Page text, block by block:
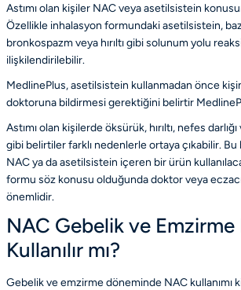
Astımı olan kişiler NAC veya asetilsistein
Özellikle inhalasyon formundaki asetilsistein,
bronkospazm veya hırıltı gibi solunum yolu
ilişkilendirilebilir.
MedlinePlus, asetilsistein kullanmadan önce
doktoruna bildirmesi gerektiğini belirtir
Astımı olan kişilerde öksürük, hırıltı, nefes darlığı
gibi belirtiler farklı nedenlerle ortaya çıkabilir.
NAC ya da asetilsistein içeren bir ürün
formu söz konusu olduğunda doktor veya
önemlidir.
NAC Gebelik ve
Kullanılır mı?
Gebelik ve emzirme döneminde NAC kullanımı